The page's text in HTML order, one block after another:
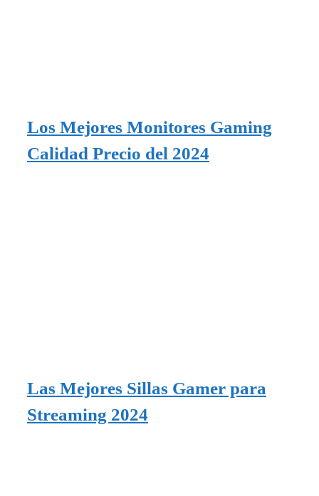
Los Mejores Monitores Gaming
Calidad Precio del 2024
Las Mejores Sillas Gamer para
Streaming 2024